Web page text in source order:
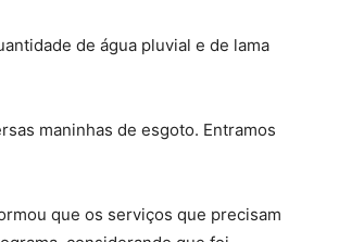
de água pluvial e de lama
maninhas de esgoto. Entramos
que os serviços que precisam